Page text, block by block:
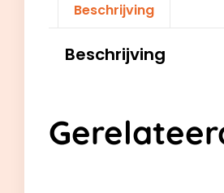
Beschrijving
Beschrijving